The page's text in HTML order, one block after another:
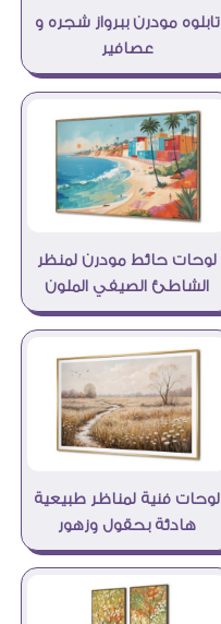
تابلوه مودرن ببرواز شجره و
عصافير
لوحات حائط مودرن لمنظر
الشاطئ الصيفي الملون
لوحات فنية لمناظر طبيعية
هادئة بحقول وزهور